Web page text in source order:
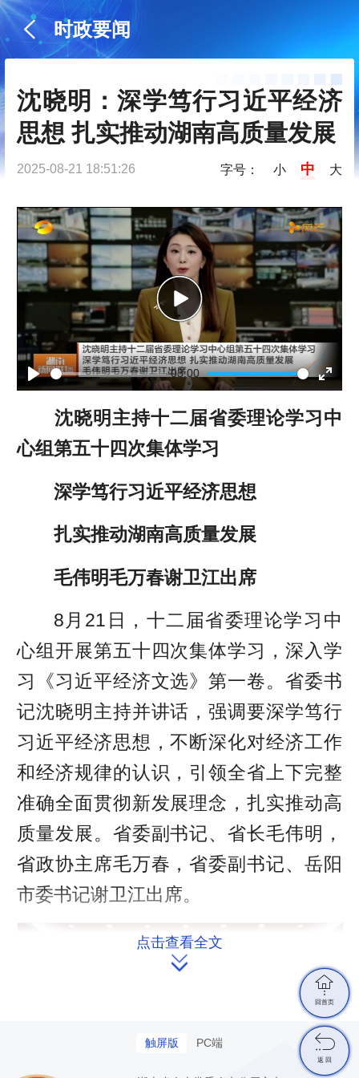
时政要闻
沈晓明：深学笃行习近平经济
思想 扎实推动湖南高质量发展
2025-08-21 18:51:26 字号： 小 中 大
P
a
03:00
E
n
l
l
s
c
r
e
e
P
l
y
沈晓明主持十二届省委理论学习中
心组第五十四次集体学习
深学笃行习近平经济思想
扎实推动湖南高质量发展
毛伟明毛万春谢卫江出席
8月21日，十二届省委理论学习中
心组开展第五十四次集体学习，深入学
习《习近平经济文选》第一卷。省委书
记沈晓明主持并讲话，强调要深学笃行
习近平经济思想，不断深化对经济工作
和经济规律的认识，引领全省上下完整
准确全面贯彻新发展理念，扎实推动高
质量发展。省委副书记、省长毛伟明，
省政协主席毛万春，省委副书记、岳阳
市委书记谢卫江出席。
点击查看全文

触屏版 PC端

回首页

返 回